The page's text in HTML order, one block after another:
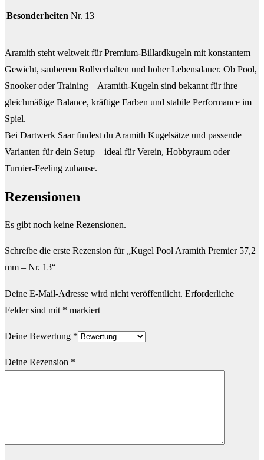
Besonderheiten Nr. 13
Aramith steht weltweit für Premium-Billardkugeln mit konstantem
Gewicht, sauberem Rollverhalten und hoher Lebensdauer. Ob Pool,
Snooker oder Training – Aramith-Kugeln sind bekannt für ihre
gleichmäßige Balance, kräftige Farben und stabile Performance im
Spiel.
Bei Dartwerk Saar findest du Aramith Kugelsätze und passende
Varianten für dein Setup – ideal für Verein, Hobbyraum oder
Turnier-Feeling zuhause.
Rezensionen
Es gibt noch keine Rezensionen.
Schreibe die erste Rezension für „Kugel Pool Aramith Premier 57,2
mm – Nr. 13“
Deine E-Mail-Adresse wird nicht veröffentlicht. Erforderliche
Felder sind mit * markiert
Deine Bewertung *
Deine Rezension *